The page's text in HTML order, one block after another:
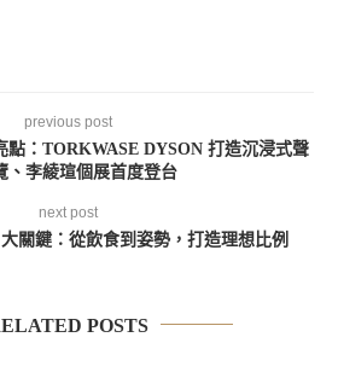
previous post
點：TORKWASE DYSON 打造沉浸式聲
、李綾瑄個展首度登台
next post
關鍵：從飲食到姿勢，打造理想比例
POSTS